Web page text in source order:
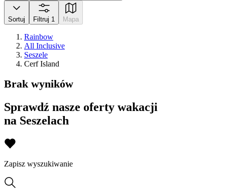
Sortuj Filtruj 1 Mapa
Rainbow
All Inclusive
Seszele
Cerf Island
Brak wyników
Sprawdź nasze oferty wakacji
na Seszelach
Zapisz wyszukiwanie